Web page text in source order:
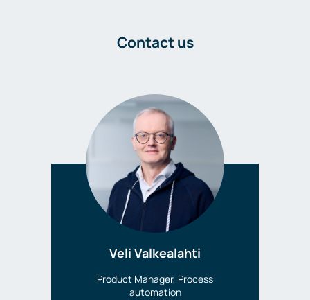
Contact us
Veli Valkealahti
Product Manager, Process
automation